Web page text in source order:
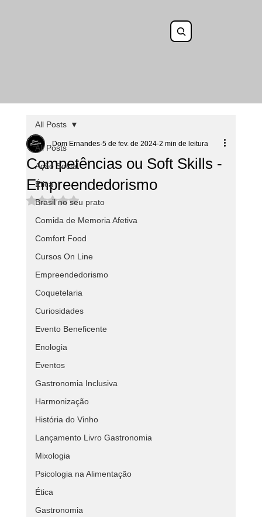
All Posts
Ação Social
Ética
Brasil no seu prato
Comida de Memoria Afetiva
Comfort Food
Cursos On Line
Empreendedorismo
Coquetelaria
Curiosidades
Evento Beneficente
Enologia
Eventos
Gastronomia Inclusiva
Harmonização
História do Vinho
Lançamento Livro Gastronomia
Mixologia
Psicologia na Alimentação
Ética
Gastronomia
All Posts
Competências ou Soft Skills -
Empreendedorismo
Dom Ernandes 5 de fev. de 2024 2 min de leitura
Avaliado com NaN de 5 estrelas.